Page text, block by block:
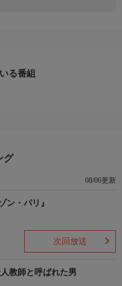
飛び出したフクロウはホッ
る番組
グ
08/06更新
ン・パリ』
次回放送
教師と呼ばれた男